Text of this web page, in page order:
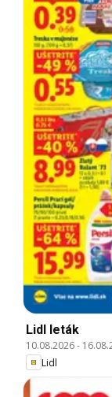
Lidl leták
10.08.2026-
Lidl